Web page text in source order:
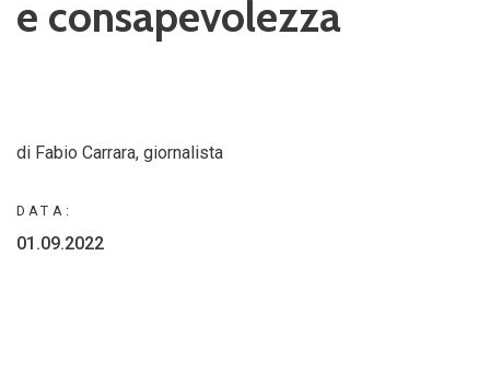
e consapevolezza
di Fabio Carrara, giornalista
DATA:
01.09.2022